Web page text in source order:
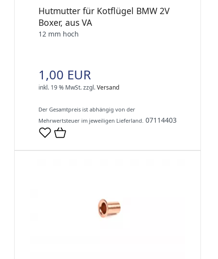
Hutmutter für Kotflügel BMW 2V
Boxer, aus VA
12 mm hoch
1,00 EUR
inkl. 19 % MwSt.zzgl.Versand
Der Gesamtpreis ist abhängig von der
Mehrwertsteuer im jeweiligen Lieferland. 07114403